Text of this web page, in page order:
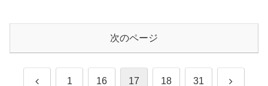
次のページ
前 1 16 17 18 31 次